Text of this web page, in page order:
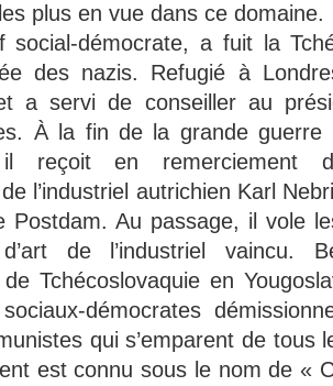
plus en vue dans ce domaine.
social-démocrate, a fuit la
des nazis. Refugié à
a servi de conseiller au
À la fin de la grande
reçoit en remerciement
de l’industriel autrichien Karl
Postdam. Au passage, il vole
de l’industriel vaincu.
Tchécoslovaquie en
démocrates
qui s’emparent de tous
est connu sous le nom de «